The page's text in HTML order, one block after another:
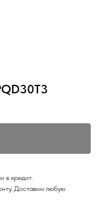
в кредит.
Доставим любую